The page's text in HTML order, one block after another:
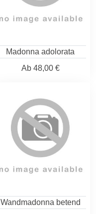
Madonna adolorata
Ab48,00 €
Wandmadonna betend